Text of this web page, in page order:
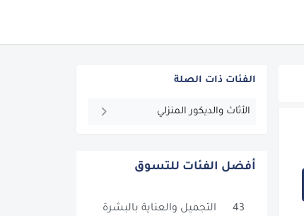
الفئات ذات الصلة
الأثاث والديكور المنزلي
أفضل الفئات للتسوق
التجميل والعناية بالبشرة 43